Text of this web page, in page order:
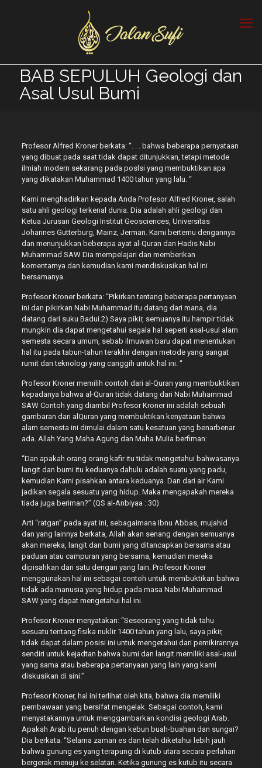
BAB SEPULUH Geologi dan
Asal Usul Bumi
Profesor Alfred Kroner berkata: “. . . bahwa beberapa pernyataan
yang dibuat pada saat tidak dapat ditunjukkan, tetapi metode
ilmiah modern sekarang pada poslsi yang membuktikan apa
yang dikatakan Muhammad 1400 tahun yang lalu. “
Kami menghadirkan kepada Anda Profesor Alfred Kroner, salah
satu ahli geologi terkenal dunia. Dia adalah ahli geologi dan
Ketua Jurusan Geologi Institut Geosciences, Universitas
Johannes Gutterburg, Mainz, Jerman. Kami bertemu dengannya
dan menunjukkan beberapa ayat al-Quran dan Hadis Nabi
Muhammad SAW Dia mempelajari dan memberikan
komentarnya dan kemudian kami mendiskusikan hal ini
bersamanya.
Profesor Kroner berkata: “Pikirkan tentang beberapa pertanyaan
ini dan pikirkan Nabi Muhammad itu datang dari mana, dia
datang dari suku Badui.2) Saya pikir, semuanya itu hampir tidak
mungkin dia dapat mengetahui segala hal seperti asal-usul alam
semesta secara umum, sebab ilmuwan baru dapat menentukan
hal itu pada tabun-tahun terakhir dengan metode yang sangat
rumit dan teknologi yang canggih untuk hal ini. “
Profesor Kroner memilih contoh dari al-Quran yang membuktikan
kepadanya bahwa al-Quran tidak datang dari Nabi Muhammad
SAW Contoh yang diambil Profesor Kroner ini adalah sebuah
gambaran dari al­Quran yang membuktikan kenyataan bahwa
alam semesta ini dimulai dalam satu kesatuan yang benar­benar
ada. Allah Yang Maha Agung dan Maha Mulia berfiman:
“Dan apakah orang orang kafir itu tidak mengetahui bahwasanya
langit dan bumi itu keduanya dahulu adalah suatu yang padu,
kemudian Kami pisahkan antara keduanya. Dan dari air Kami
jadikan segala sesuatu yang hidup. Maka mengapakah mereka
tiada juga beriman?” (QS al-Anbiyaa : 30)
Arti “ratgan” pada ayat ini, sebagaimana Ibnu Abbas, mujahid
dan yang lainnya berkata, Allah akan senang dengan semuanya
akan mereka, langit dan bumi yang ditancapkan bersama atau
paduan atau campuran yang bersama, kemudian mereka
dipisahkan dari satu dengan yang lain. Profesor Kroner
menggunakan hal ini sebagai contoh untuk membuktikan bahwa
tidak ada manusia yang hidup pada masa Nabi Muhammad
SAW yang dapat mengetahui hal ini.
Profesor Kroner menyatakan: “Seseorang yang tidak tahu
sesuatu tentang fisika nuklir 1400 tahun yang lalu, saya pikir,
tidak dapat dalam posisi ini untuk mengetahui dari pemikirannya
sendiri untuk kejadtan bahwa bumi dan langit memiliki asal-usul
yang sama atau beberapa pertanyaan yang lain yang kami
diskusikan di sini.”
Profesor Kroner, hal ini terlihat oleh kita, bahwa dia memiliki
pembawaan yang bersifat mengelak. Sebagai contoh, kami
menyatakannya untuk menggambarkan kondisi geologi Arab.
Apakah Arab itu penuh dengan kebun buah-buahan dan sungai?
Dia berkata: “Selarna zaman es dan telah diketahui lebih jauh
bahwa gunung es yang terapung di kutub utara secara perlahan
bergerak menuju ke selatan. Ketika gunung es kutub itu secara